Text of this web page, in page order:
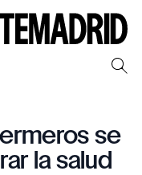
se
la salud